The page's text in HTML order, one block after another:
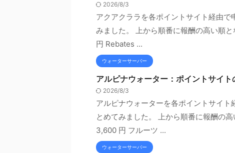
2026/8/3
アクアクララを各ポイントサイト経由
みました。 上から順番に報酬の高い順
円 Rebates ...
ウォーターサーバー
アルピナウォーター：ポイントサイト
2026/8/3
アルピナウォーターを各ポイントサイ
とめてみました。 上から順番に報酬の
3,600 円 フルーツ ...
ウォーターサーバー